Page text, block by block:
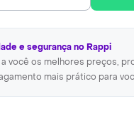
e segurança no Rappi
você os melhores preços,
mais prático para